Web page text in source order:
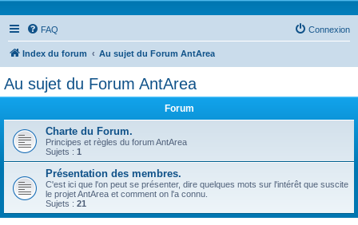
FAQ Connexion
Index du forum Au sujet du Forum AntArea
Au sujet du Forum AntArea
Forum
Charte du Forum.
Principes et règles du forum AntArea
Sujets : 1
Présentation des membres.
C'est ici que l'on peut se présenter, dire quelques mots sur l'intérêt que suscite
le projet AntArea et comment on l'a connu.
Sujets : 21